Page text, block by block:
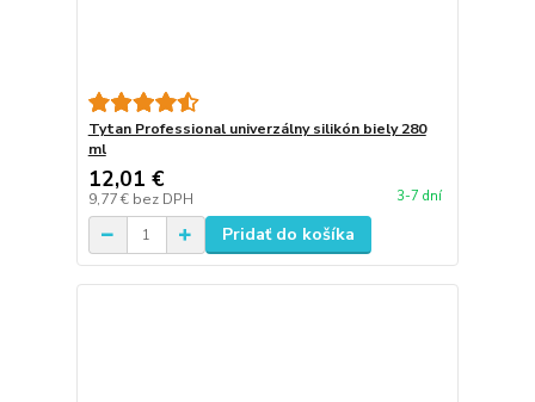
Tytan Professional univerzálny silikón biely 280
ml
12,01 €
9,77 € bez DPH 3-7 dní
Pridať do košíka